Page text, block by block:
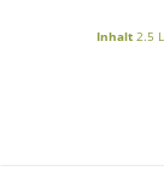
Inhalt 2.5